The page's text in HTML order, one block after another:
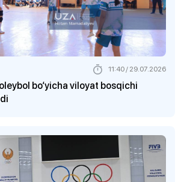
bo‘yicha viloyat bosqichi
11:40 / 29.07.2026